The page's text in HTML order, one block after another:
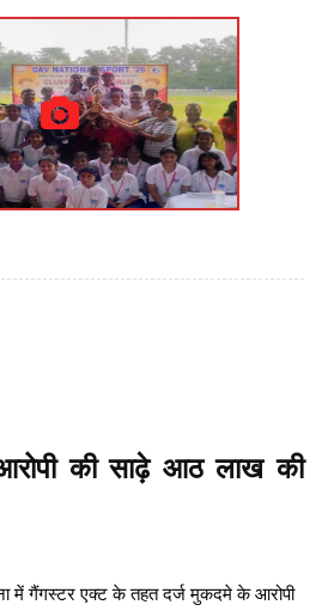
की साढ़े आठ लाख की
में गैंगस्टर एक्ट के तहत दर्ज मुकदमे के आरोपी